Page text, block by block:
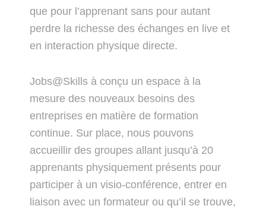
que pour l’apprenant sans pour autant
perdre la richesse des échanges en live et
en interaction physique directe.
Jobs@Skills à conçu un espace à la
mesure des nouveaux besoins des
entreprises en matière de formation
continue. Sur place, nous pouvons
accueillir des groupes allant jusqu’à 20
apprenants physiquement présents pour
participer à un visio-conférence, entrer en
liaison avec un formateur ou qu’il se trouve,